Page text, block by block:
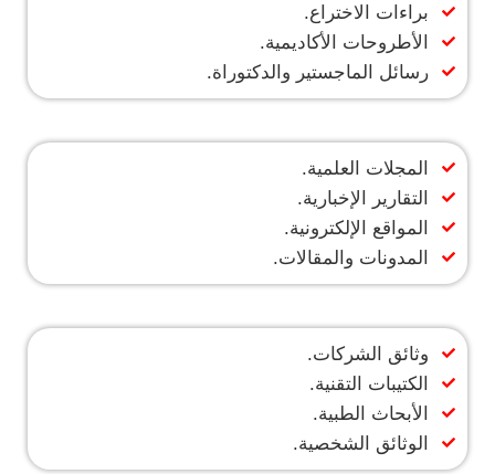
براءات الاختراع.
الأطروحات الأكاديمية.
رسائل الماجستير والدكتوراة.
المجلات العلمية.
التقارير الإخبارية.
المواقع الإلكترونية.
المدونات والمقالات.
وثائق الشركات.
الكتيبات التقنية.
الأبحاث الطبية.
الوثائق الشخصية.